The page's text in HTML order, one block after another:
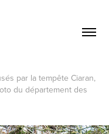
par la tempête Ciaran,
du département des